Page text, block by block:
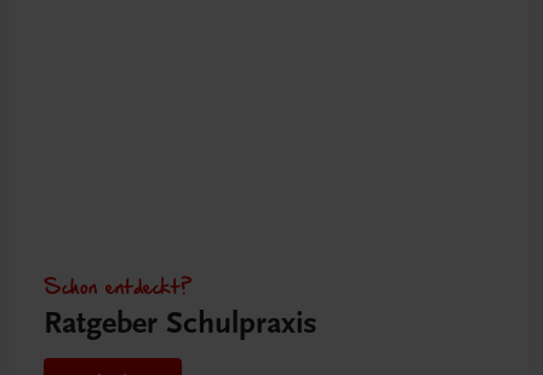
Schon entdeckt?
Ratgeber Schulpraxis